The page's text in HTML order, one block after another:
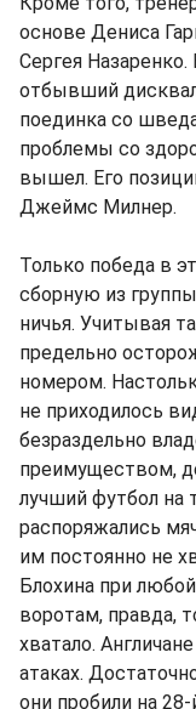
основе Дениса
Сергея Назаренко.
отбывший
поединка со
проблемы со
вышел. Его
Джеймс Милнер.
Только победа в
сборную из
ничья. Учитывая
предельно
номером.
не приходилось
безраздельно
преимуществом,
лучший футбол на
распоряжались
им постоянно не
Блохина при
воротам, правда,
хватало.
атаках.
они пробили на